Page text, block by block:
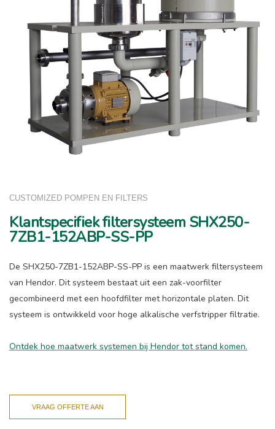
CUSTOMIZED POMPEN EN FILTERS
Klantspecifiek filtersysteem SHX250-
7ZB1-152ABP-SS-PP
De SHX250-7ZB1-152ABP-SS-PP is een maatwerk filtersysteem
van Hendor. Dit systeem bestaat uit een zak-voorfilter
gecombineerd met een hoofdfilter met horizontale platen. Dit
systeem is ontwikkeld voor hoge alkalische verfstripper filtratie.
Ontdek hoe maatwerk systemen bij Hendor tot stand komen.
VRAAG OFFERTE AAN